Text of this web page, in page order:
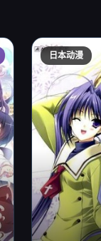
日本动漫